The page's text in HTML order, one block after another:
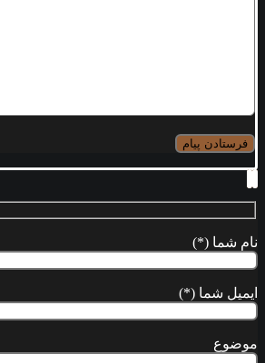
نام شما (*)
ایمیل شما (*)
موضوع